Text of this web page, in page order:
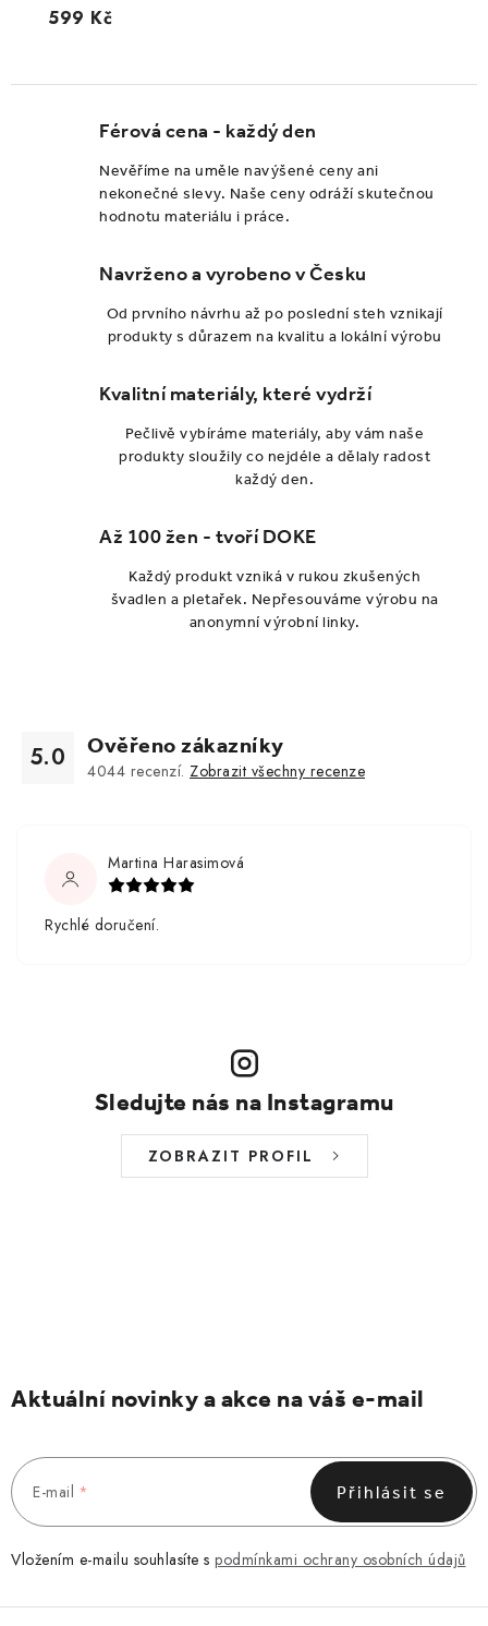
Férová cena - každý den
Nevěříme na uměle navýšené ceny ani
nekonečné slevy. Naše ceny odráží skutečnou
hodnotu materiálu i práce.
Navrženo a vyrobeno v Česku
Od prvního návrhu až po poslední steh vznikají
produkty s důrazem na kvalitu a lokální výrobu
Kvalitní materiály, které vydrží
Pečlivě vybíráme materiály, aby vám naše
produkty sloužily co nejdéle a dělaly radost
každý den.
Až 100 žen - tvoří DOKE
Každý produkt vzniká v rukou zkušených
švadlen a pletařek. Nepřesouváme výrobu na
anonymní výrobní linky.
599 Kč
5.0 Ověřeno zákazníky
4044 recenzí. Zobrazit všechny recenze
Martina Harasimová
Rychlé doručení.
Sledujte nás na Instagramu
ZOBRAZIT PROFIL
Aktuální novinky a akce na váš e-mail
E-mail
Vložením e-mailu souhlasíte s podmínkami ochrany osobních údajů
Přihlásit se
á